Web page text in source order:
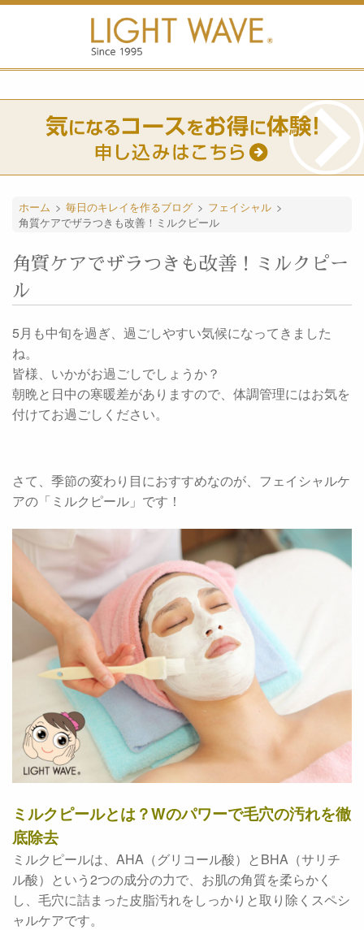
ホーム > 毎日のキレイを作るブログ > フェイシャル >
角質ケアでザラつきも改善！ミルクピール
角質ケアでザラつきも改善！ミルクピー
ル
5月も中旬を過ぎ、過ごしやすい気候になってきました
ね。
皆様、いかがお過ごしでしょうか？
朝晩と日中の寒暖差がありますので、体調管理にはお気を
付けてお過ごしください。
さて、季節の変わり目におすすめなのが、フェイシャルケ
アの「ミルクピール」です！
ミルクピールとは？Wのパワーで毛穴の汚れを徹
底除去
ミルクピールは、AHA（グリコール酸）とBHA（サリチ
ル酸）という2つの成分の力で、お肌の角質を柔らかく
し、毛穴に詰まった皮脂汚れをしっかりと取り除くスペシ
ャルケアです。